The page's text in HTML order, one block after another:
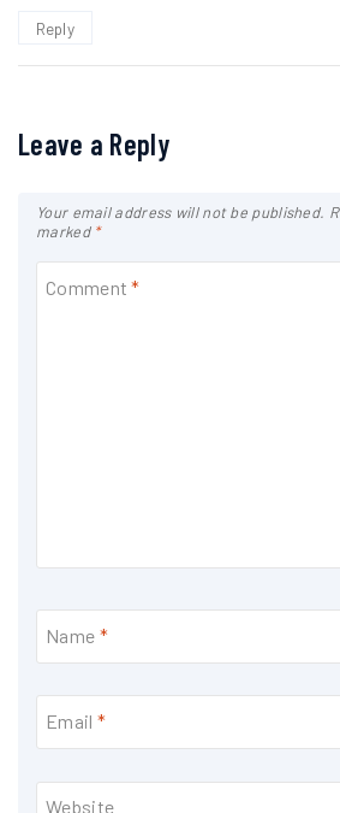
Reply
Leave a Reply
Your email address will not be published.
marked *
Comment*
Name *
Email *
Website